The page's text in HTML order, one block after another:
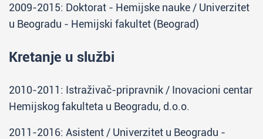
2009-2015: Doktorat - Hemijske nauke / Univerzitet
u Beogradu - Hemijski fakultet (Beograd)
Kretanje u službi
2010-2011: Istraživač-pripravnik / Inovacioni centar
Hemijskog fakulteta u Beogradu, d.o.o.
2011-2016: Asistent / Univerzitet u Beogradu -